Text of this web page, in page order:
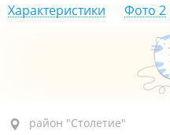
Характеристики Фото 2
район "Столетие", ул.
район "Столетие"